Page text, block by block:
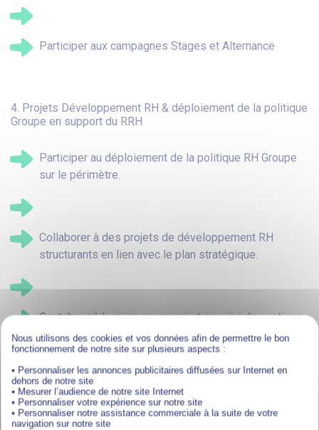
Participer aux campagnes Stages et Alternance
4. Projets Développement RH & déploiement de la politique
Groupe en support du RRH
Participer au déploiement de la politique RH Groupe
sur le périmètre.
Collaborer à des projets de développement RH
structurants en lien avec le plan stratégique.
Contribuer à la mise en œuvre et au suivi des actions
RSE, ainsi qu’à la remontée des indicateurs associés.
PROFIL
Nous utilisons des cookies et vos données afin de permettre le bon
fonctionnement de notre site sur plusieurs aspects :
• Personnaliser les annonces publicitaires diffusées sur Internet en
dehors de notre site
• Mesurer l’audience de notre site Internet
• Personnaliser votre expérience sur notre site
• Personnaliser notre assistance commerciale à la suite de votre
navigation sur notre site